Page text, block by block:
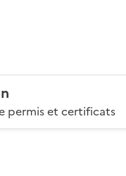
permis et certificats